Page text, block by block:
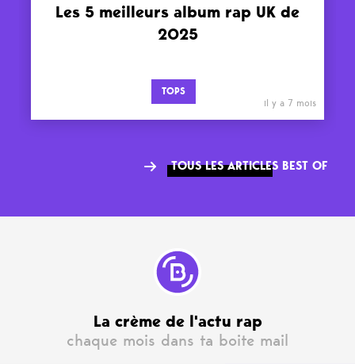
Les 5 meilleurs album rap UK de
2025
TOPS
il y a 7 mois
TOUS LES ARTICLES BEST OF
La crème de l'actu rap
chaque mois dans ta boite mail